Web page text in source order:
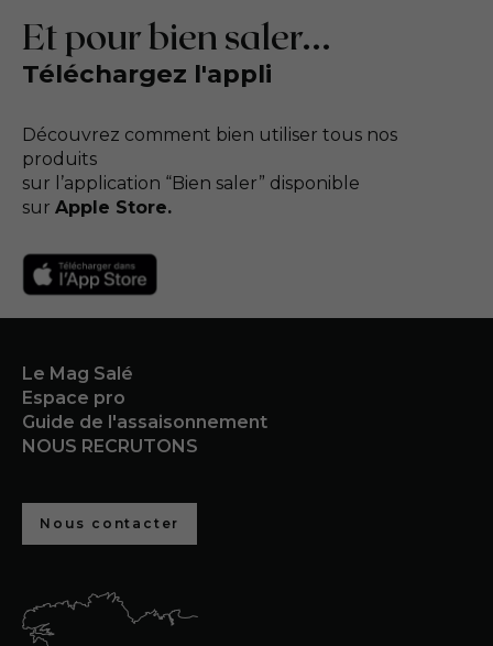
Et pour bien saler...
Téléchargez l'appli
Découvrez comment bien utiliser tous nos
produits
sur l’application “Bien saler” disponible
sur Apple Store.
Le Mag Salé
Espace pro
Guide de l'assaisonnement
NOUS RECRUTONS
Nous contacter